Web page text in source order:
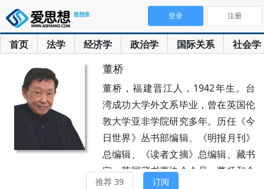
首页 法学 经济学 政治学 国际关系 社会学
登录 注册
董桥
董桥，福建晋江人，1942年生。台
湾成功大学外文系毕业，曾在英国伦
敦大学亚非学院研究多年。历任《今
日世界》丛书部编辑、《明报月刊》
总编辑、《读者文摘》总编辑、藏书
家、英国藏书票协会会员。董桥和金
推荐 39 订阅